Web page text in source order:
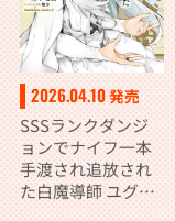
2026.04.10発売
SSSランクダンジ
ョンでナイフ一本
手渡され追放され
た白魔導師 ユグド